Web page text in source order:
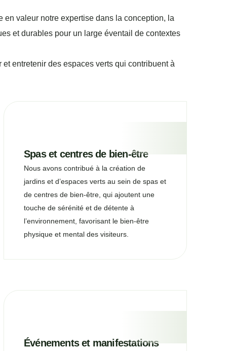
valeur notre expertise dans la conception, la
et durables pour un large éventail de contextes
entretenir des espaces verts qui contribuent à
Spas et centres de bien-être
Nous avons contribué à la création de
jardins et d’espaces verts au sein de spas et
de centres de bien-être, qui ajoutent une
touche de sérénité et de détente à
l’environnement, favorisant le bien-être
physique et mental des visiteurs.
Événements et manifestations